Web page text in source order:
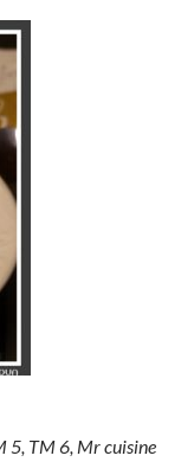
5, TM 6, Mr cuisine